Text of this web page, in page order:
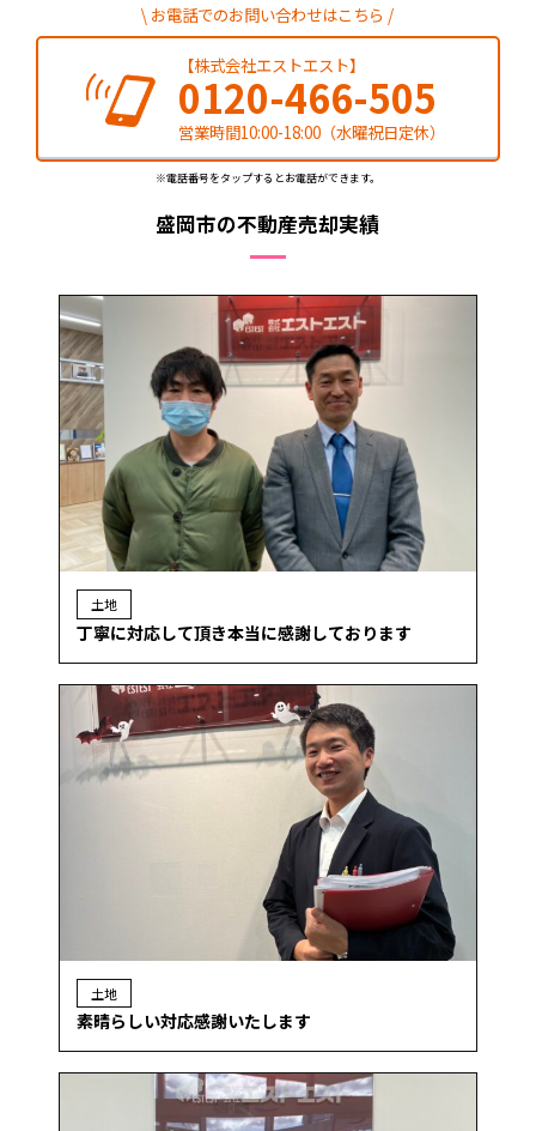
お電話でのお問い合わせはこちら
【株式会社エストエスト】
0120-466-505
営業時間10:00-18:00（水曜祝日定休）
※電話番号をタップするとお電話ができます。
盛岡市の不動産売却実績
土地
丁寧に対応して頂き本当に感謝しております
土地
素晴らしい対応感謝いたします